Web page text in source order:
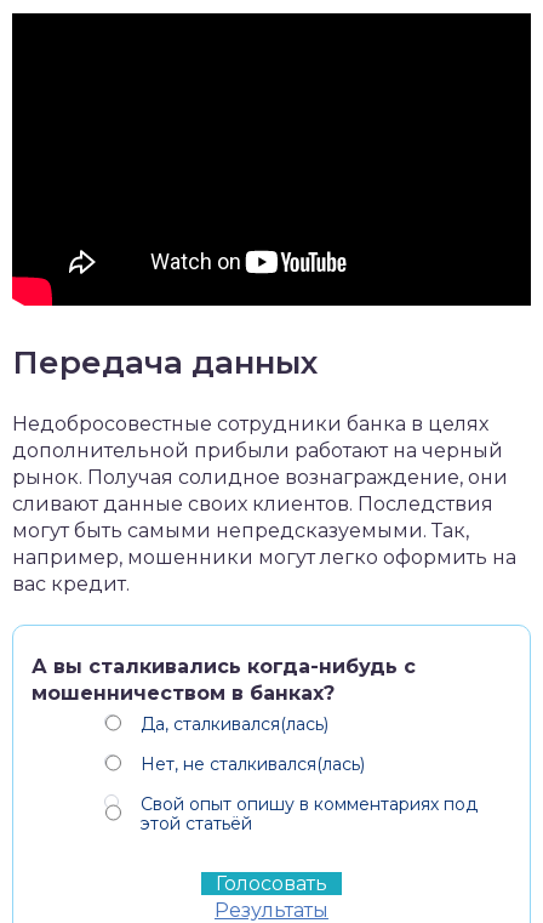
Передача данных
Недобросовестные сотрудники банка в целях
дополнительной прибыли работают на черный
рынок. Получая солидное вознаграждение, они
сливают данные своих клиентов. Последствия
могут быть самыми непредсказуемыми. Так,
например, мошенники могут легко оформить на
вас кредит.
А вы сталкивались когда-нибудь с
мошенничеством в банках?
Да, сталкивался(лась)
Нет, не сталкивался(лась)
Свой опыт опишу в комментариях под
этой статьёй
Результаты